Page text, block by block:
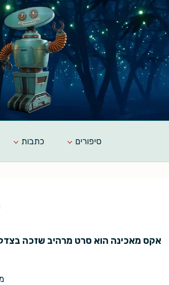
סיפורים כתבות
אקס מאכינה הוא סרט מרהיב שזכה